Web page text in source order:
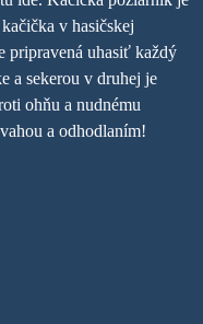
v hasičskej
pripravená uhasiť každý
a sekerou v druhej je
ohňu a nudnému
a odhodlaním!